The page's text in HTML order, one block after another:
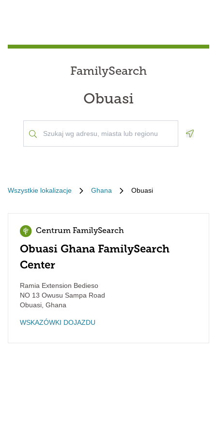
FamilySearch
Obuasi
Wszystkie lokalizacje Ghana Obuasi
Centrum FamilySearch
Obuasi Ghana FamilySearch
Center
Ramia Extension Bedieso
NO 13 Owusu Sampa Road
Obuasi Ghana
WSKAZÓWKI DOJAZDU